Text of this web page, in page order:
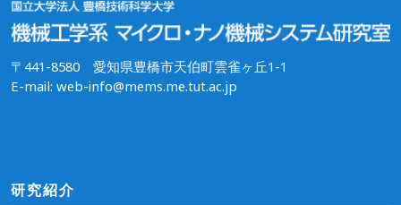
〒441-8580 愛知県豊橋市天伯町雲雀ヶ丘1-1
E-mail: web-info@mems.me.tut.ac.jp
研究紹介